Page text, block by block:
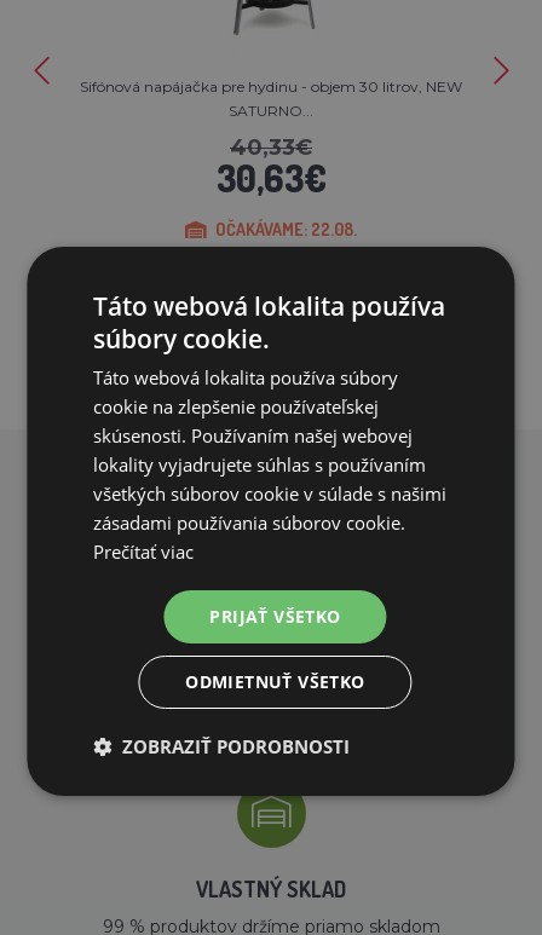
Sifónová napájačka pre hydinu - objem 30 litrov, NEW
SATURNO...
40,33€
30,63€
OČAKÁVAME: 22.08.
PREČO NAKUPOVAŤ U NÁS?
DOPRAVA ZDARMA
VLASTNÝ SKLAD
99 % produktov držíme priamo skladom
Táto webová lokalita používa
súbory cookie.
Táto webová lokalita používa súbory
cookie na zlepšenie používateľskej
skúsenosti. Používaním našej webovej
lokality vyjadrujete súhlas s používaním
všetkých súborov cookie v súlade s našimi
zásadami používania súborov cookie.
Prečítať viac
PRIJAŤ VŠETKO
ODMIETNUŤ VŠETKO
ZOBRAZIŤ PODROBNOSTI